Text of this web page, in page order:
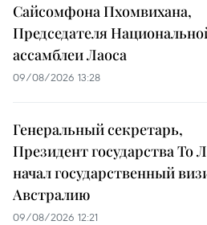
Сайсомфона Пхомвихана,
Председателя
ассамблеи Лаоса
09/08/2026 13:28
Генеральный секретарь,
Президент государства То
начал государственный
Австралию
09/08/2026 12:21